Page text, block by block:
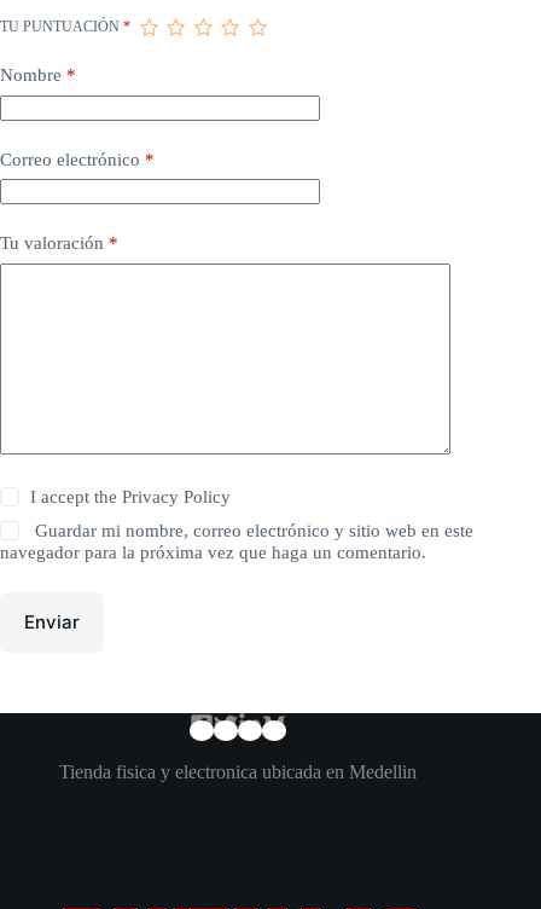
TU PUNTUACIÓN *
Nombre *
Correo electrónico *
Tu valoración *
I accept thePrivacy Policy
Guardar mi nombre, correo electrónico y sitio web en este
navegador para la próxima vez que haga un comentario.
Enviar
Tienda fisica y electronica ubicada en Medellin